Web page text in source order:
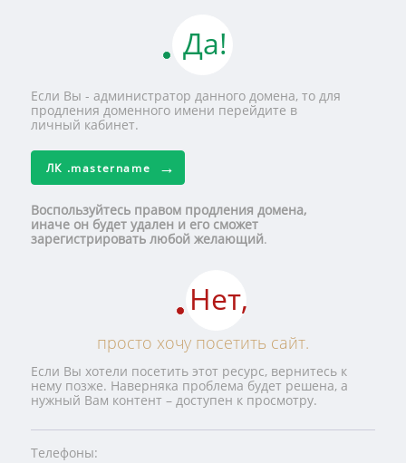
Да!
Если Вы - администратор данного домена, то для
продления доменного имени перейдите в
личный кабинет.
ЛК .mastername
Воспользуйтесь правом продления домена,
иначе он будет удален и его сможет
зарегистрировать любой желающий.
Нет,
просто хочу посетить сайт.
Если Вы хотели посетить этот ресурс, вернитесь к
нему позже. Наверняка проблема будет решена, а
нужный Вам контент – доступен к просмотру.
Телефоны: